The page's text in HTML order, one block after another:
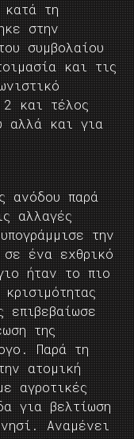
κατά τη
στην
συμβολαίου
και τις
2 και τέλος
αλλά και για
ανόδου παρά
αλλαγές
την
σε ένα εχθρικό
ήταν το πιο
επιβεβαίωσε
της
Παρά τη
ατομική
αγροτικές
για βελτίωση
Αναμένει